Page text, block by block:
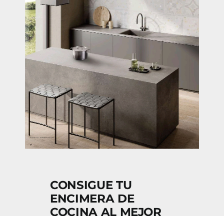
CONSIGUE TU
ENCIMERA DE
COCINA AL MEJOR